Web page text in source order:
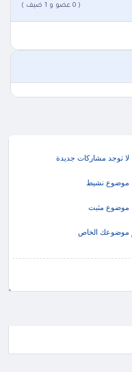
( 0 عضو و 1 ضيف )
لا توجد مشاركات جديدة
موضوع نشيط
موضوع مثبت
موضوعك الخاص